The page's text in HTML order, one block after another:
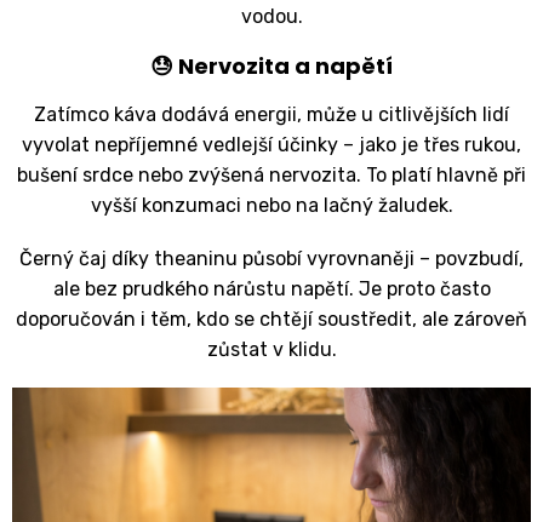
vodou.
😓 Nervozita a napětí
Zatímco káva dodává energii, může u citlivějších lidí
vyvolat nepříjemné vedlejší účinky – jako je třes rukou,
bušení srdce nebo zvýšená nervozita. To platí hlavně při
vyšší konzumaci nebo na lačný žaludek.
Černý čaj díky theaninu působí vyrovnaněji – povzbudí,
ale bez prudkého nárůstu napětí. Je proto často
doporučován i těm, kdo se chtějí soustředit, ale zároveň
zůstat v klidu.